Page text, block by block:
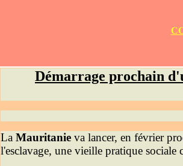
Démarrage prochain
La Mauritanieva lancer, en février
l'esclavage, une vieille pratique